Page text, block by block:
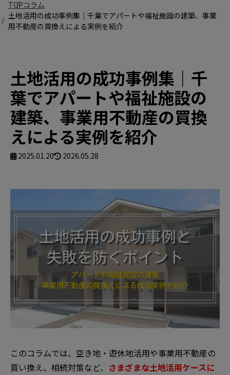
TOPコラム
土地活用の成功事例集｜千葉でアパートや福祉施設の建築、事業
用不動産の買換えによる実例を紹介
土地活用の成功事例集｜千
葉でアパートや福祉施設の
建築、事業用不動産の買換
えによる実例を紹介
2025.01.20 2026.05.28
このコラムでは、空き地・遊休地活用や事業用不動産の
買い換え、相続対策など、 さまざまな土地活用ケースに